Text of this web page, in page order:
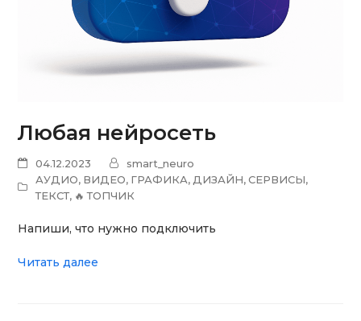
Любая нейросеть
04.12.2023
smart_neuro
АУДИО, ВИДЕО, ГРАФИКА,ДИЗАЙН,СЕРВИСЫ,
ТЕКСТ, 🔥 ТОПЧИК
Напиши, что нужно подключить
Читать далее